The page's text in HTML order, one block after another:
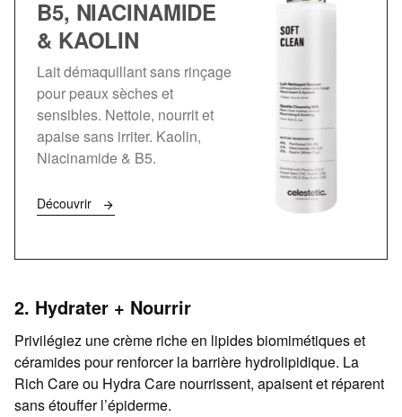
B5, NIACINAMIDE
& KAOLIN
Lait démaquillant sans rinçage
pour peaux sèches et
sensibles. Nettoie, nourrit et
apaise sans irriter. Kaolin,
Niacinamide & B5.
Découvrir
2. Hydrater + Nourrir
Privilégiez une crème riche en lipides biomimétiques et
céramides pour renforcer la barrière hydrolipidique. La
Rich Care ou Hydra Care nourrissent, apaisent et réparent
sans étouffer l’épiderme.